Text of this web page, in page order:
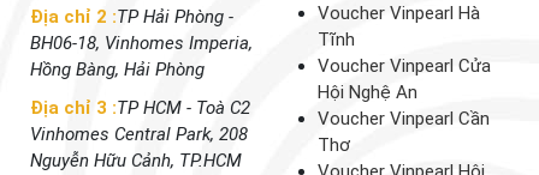
Địa chỉ 2 :TP Hải Phòng -
BH06-18, Vinhomes Imperia,
Hồng Bàng, Hải Phòng
Địa chỉ 3 :TP HCM - Toà C2
Vinhomes Central Park, 208
Nguyễn Hữu Cảnh, TP.HCM
Voucher Vinpearl Hà
Tĩnh
Voucher Vinpearl Cửa
Hội Nghệ An
Voucher Vinpearl Cần
Thơ